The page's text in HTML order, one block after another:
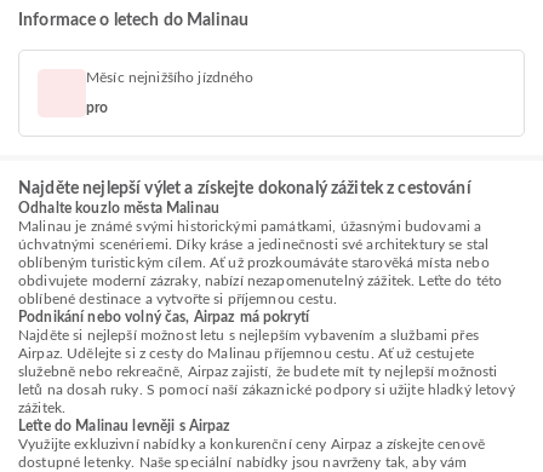
Informace o letech do Malinau
Měsíc nejnižšího jízdného
pro
Najděte nejlepší výlet a získejte dokonalý zážitek z cestování
Odhalte kouzlo města Malinau
Malinau je známé svými historickými památkami, úžasnými budovami a
úchvatnými scenériemi. Díky kráse a jedinečnosti své architektury se stal
oblíbeným turistickým cílem. Ať už prozkoumáváte starověká místa nebo
obdivujete moderní zázraky, nabízí nezapomenutelný zážitek. Leťte do této
oblíbené destinace a vytvořte si příjemnou cestu.
Podnikání nebo volný čas, Airpaz má pokrytí
Najděte si nejlepší možnost letu s nejlepším vybavením a službami přes
Airpaz. Udělejte si z cesty do Malinau příjemnou cestu. Ať už cestujete
služebně nebo rekreačně, Airpaz zajistí, že budete mít ty nejlepší možnosti
letů na dosah ruky. S pomocí naší zákaznické podpory si užijte hladký letový
zážitek.
Leťte do Malinau levněji s Airpaz
Využijte exkluzivní nabídky a konkurenční ceny Airpaz a získejte cenově
dostupné letenky. Naše speciální nabídky jsou navrženy tak, aby vám